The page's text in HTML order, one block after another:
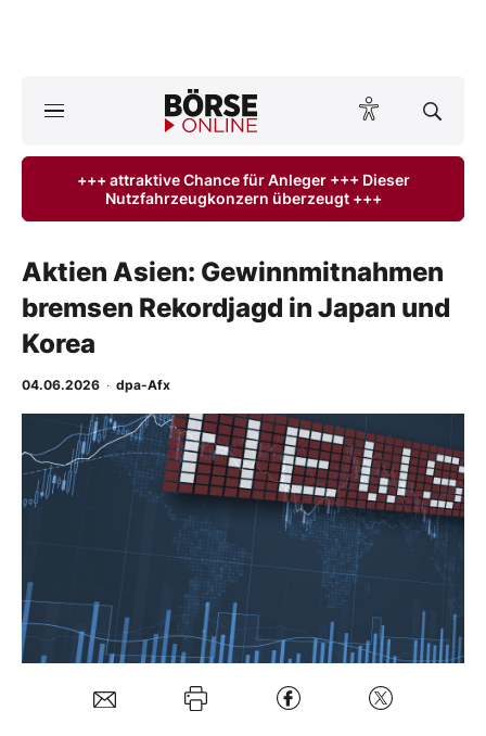
ktuelle Ausgabe BÖRSE ONLINE lesen
Anlageprodukte
Finanz-Check
BO-Musterdepots
Experten
Mein Konto
+++ attraktive Chance für Anleger +++ Dieser
Nutzfahrzeugkonzern überzeugt +++
Aktien Asien: Gewinnmitnahmen
bremsen Rekordjagd in Japan und
Korea
04.06.2026 · dpa-Afx
- %